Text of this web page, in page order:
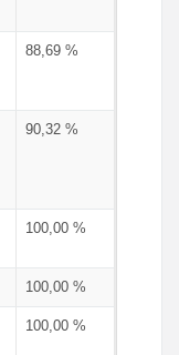
88,69 %
90,32 %
100,00 %
100,00 %
100,00 %